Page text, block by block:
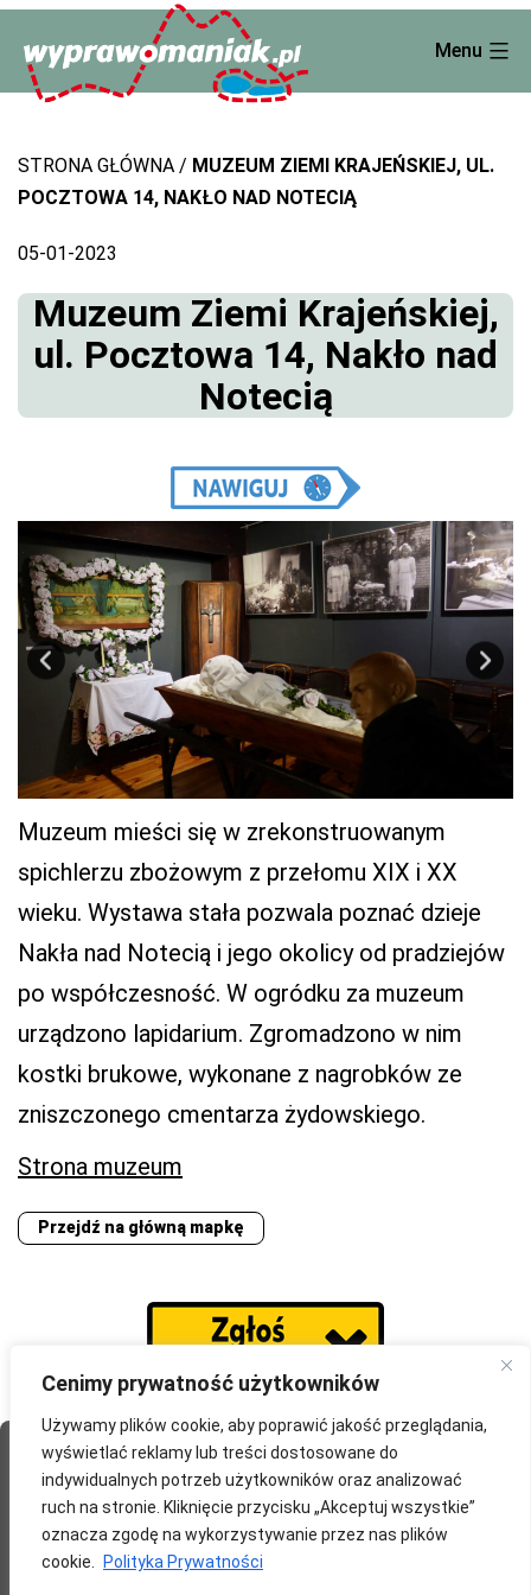
Cenimy prywatność użytkowników
Używamy plików cookie, aby poprawić jakość przeglądania,
wyświetlać reklamy lub treści dostosowane do
indywidualnych potrzeb użytkowników oraz analizować
ruch na stronie. Kliknięcie przycisku „Akceptuj wszystkie”
oznacza zgodę na wykorzystywanie przez nas plików
cookie.
Polityka Prywatności
content
Menu
STRONA GŁÓWNA
MUZEUM ZIEMI KRAJEŃSKIEJ, UL.
POCZTOWA 14, NAKŁO NAD NOTECIĄ
05-01-2023
Muzeum Ziemi Krajeńskiej,
ul. Pocztowa 14, Nakło nad
Notecią
Muzeum mieści się w zrekonstruowanym
spichlerzu zbożowym z przełomu XIX i XX
wieku. Wystawa stała pozwala poznać dzieje
Nakła nad Notecią i jego okolicy od pradziejów
po współczesność. W ogródku za muzeum
urządzono lapidarium. Zgromadzono w nim
kostki brukowe, wykonane z nagrobków ze
zniszczonego cmentarza żydowskiego.
Strona muzeum
Przejdź na główną mapkę
Strona Główna O portalu Współpraca
Partnerzy
Blog Polityka prywatności
redakcja@wyprawomaniak.pl